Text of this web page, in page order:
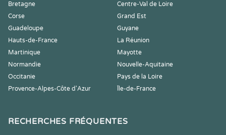
Bretagne
Centre-Val de Loire
Corse
Grand Est
Guadeloupe
Guyane
Hauts-de-France
La Réunion
Martinique
Mayotte
Normandie
Nouvelle-Aquitaine
Occitanie
Pays de la Loire
Provence-Alpes-Côte d'Azur
Île-de-France
RECHERCHES FRÉQUENTES